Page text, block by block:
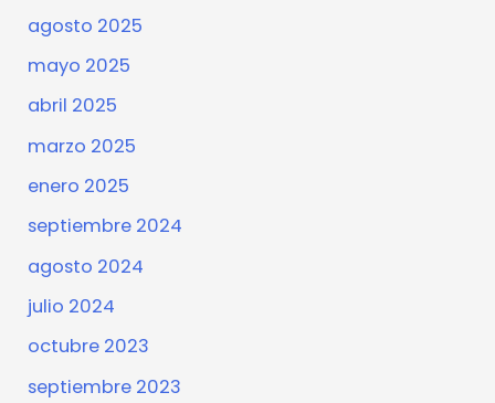
agosto 2025
mayo 2025
abril 2025
marzo 2025
enero 2025
septiembre 2024
agosto 2024
julio 2024
octubre 2023
septiembre 2023